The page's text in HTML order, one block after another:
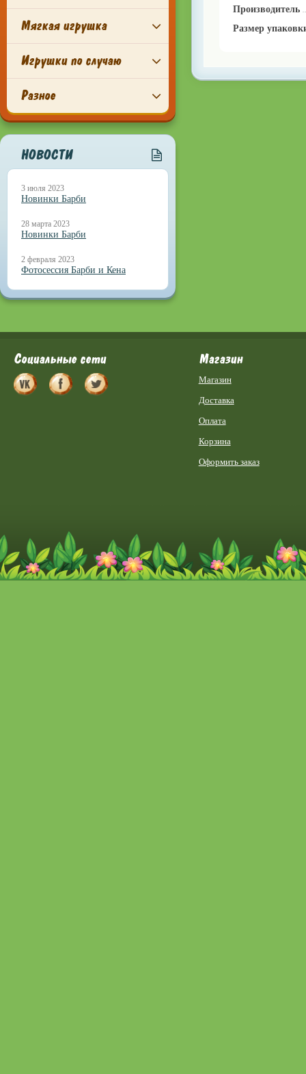
Мягкая игрушка
Игрушки по случаю
Разное
НОВОСТИ
3 июля 2023
Новинки Барби
28 марта 2023
Новинки Барби
2 февраля 2023
Фотосессия Барби и Кена
Производитель
Размер
Социальные сети Магазин
Магазин
Доставка
Оплата
Корзина
Оформить заказ